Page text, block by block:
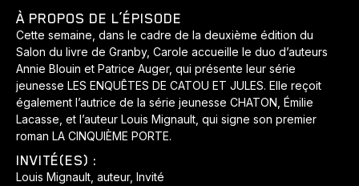
À PROPOS DE L’ÉPISODE
Cette semaine, dans le cadre de la deuxième édition du
Salon du livre de Granby, Carole accueille le duo d’auteurs
Annie Blouin et Patrice Auger, qui présente leur série
jeunesse LES ENQUÊTES DE CATOU ET JULES. Elle reçoit
également l’autrice de la série jeunesse CHATON, Émilie
Lacasse, et l’auteur Louis Mignault, qui signe son premier
roman LA CINQUIÈME PORTE.
INVITÉ(ES) :
Louis Mignault, auteur, Invité